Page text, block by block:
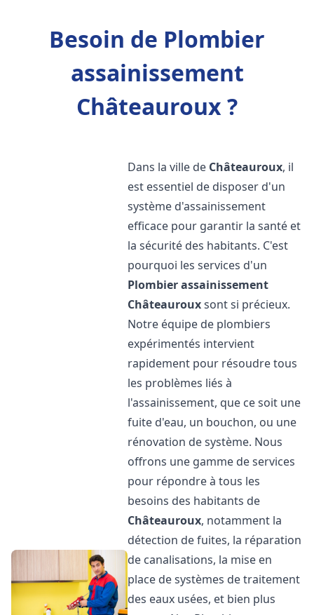
Besoin de Plombier
assainissement
Châteauroux ?
Dans la ville de Châteauroux, il
est essentiel de disposer d'un
système d'assainissement
efficace pour garantir la santé et
la sécurité des habitants. C'est
pourquoi les services d'un
Plombier assainissement
Châteaurouxsont si précieux.
Notre équipe de plombiers
expérimentés intervient
rapidement pour résoudre tous
les problèmes liés à
l'assainissement, que ce soit une
fuite d'eau, un bouchon, ou une
rénovation de système. Nous
offrons une gamme de services
pour répondre à tous les
besoins des habitants de
Châteauroux, notamment la
détection de fuites, la réparation
de canalisations, la mise en
place de systèmes de traitement
des eaux usées, et bien plus